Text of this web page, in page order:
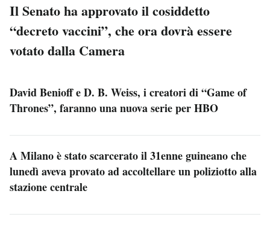
Il Senato ha approvato il cosiddetto
“decreto vaccini”, che ora dovrà essere
votato dalla Camera
David Benioff e D. B. Weiss, i creatori di “Game of
Thrones”, faranno una nuova serie per HBO
A Milano è stato scarcerato il 31enne guineano che
lunedì aveva provato ad accoltellare un poliziotto alla
stazione centrale